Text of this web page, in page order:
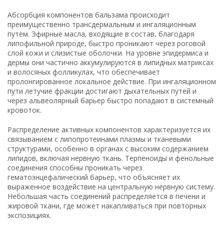
Абсорбция компонентов бальзама происходит
преимущественно трансдермальным и ингаляционным
путём. Эфирные масла, входящие в состав, благодаря
липофильной природе, быстро проникают через роговой
слой кожи и слизистые оболочки. На уровне эпидермиса и
дермы они частично аккумулируются в липидных матриксах
и волосяных фолликулах, что обеспечивает
пролонгированное локальное действие. При ингаляционном
пути летучие фракции достигают дыхательных путей и
через альвеолярный барьер быстро попадают в системный
кровоток.
Распределение активных компонентов характеризуется их
связыванием с липопротеинами плазмы и тканевыми
структурами, особенно в органах с высоким содержанием
липидов, включая нервную ткань. Терпеноиды и фенольные
соединения способны проникать через
гематоэнцефалический барьер, что объясняет их
выраженное воздействие на центральную нервную систему.
Небольшая часть соединений распределяется в печени и
жировой ткани, где может накапливаться при повторных
экспозициях.